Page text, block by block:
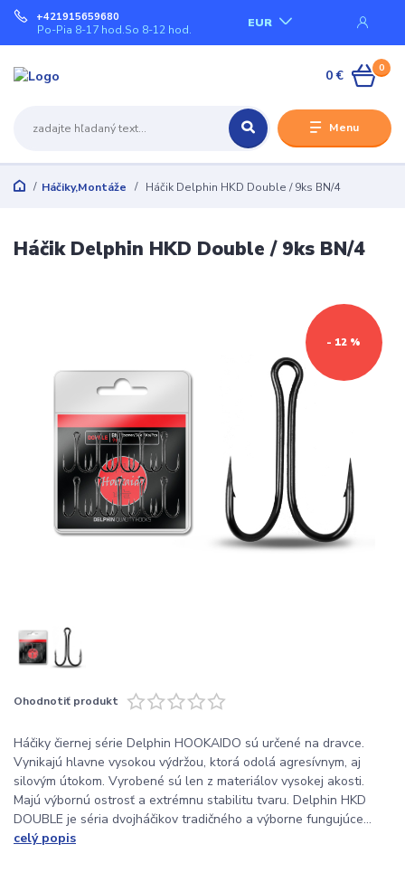
Menu
EUR
+421915659680
Po-Pia 8-17 hod.So 8-12 hod.
0
0 €
Háčiky,Montáže Háčik Delphin HKD Double / 9ks BN/4
Háčik Delphin HKD Double / 9ks BN/4
- 12 %
Ohodnotiť produkt
Háčiky čiernej série Delphin HOOKAIDO sú určené na dravce.
Vynikajú hlavne vysokou výdržou, ktorá odolá agresívnym, aj
silovým útokom. Vyrobené sú len z materiálov vysokej akosti.
Majú výbornú ostrosť a extrémnu stabilitu tvaru. Delphin HKD
DOUBLE je séria dvojháčikov tradičného a výborne fungujúce...
celý popis